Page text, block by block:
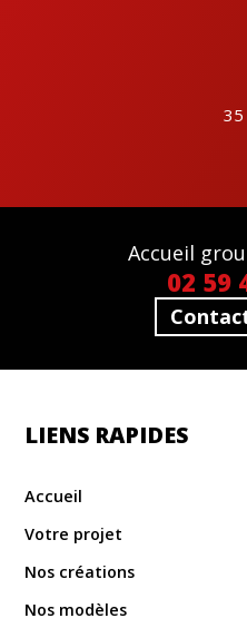
35
Accueil
02 59
LIENS RAPIDES
Accueil
Votre projet
Nos créations
Nos modèles